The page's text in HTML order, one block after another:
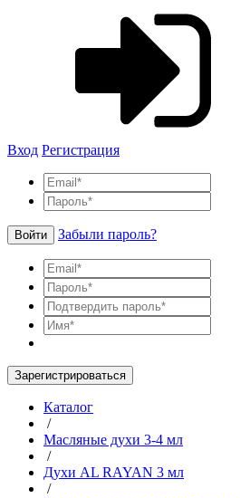
Вход Регистрация
Войти Забыли пароль?
Зарегистрироваться
Каталог
/
Масляные духи 3-4 мл
/
Духи AL RAYAN 3 мл
/